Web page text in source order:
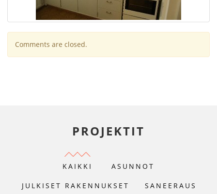
Comments are closed.
PROJEKTIT
KAIKKI ASUNNOT
JULKISET RAKENNUKSET SANEERAUS